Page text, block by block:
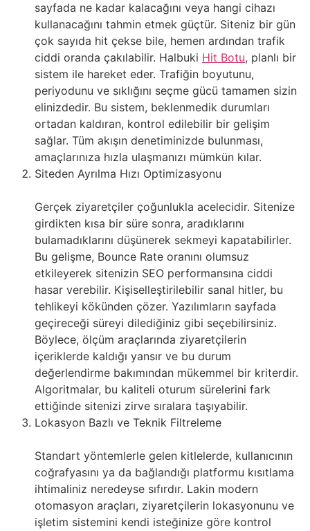
sayfada ne kadar kalacağını veya hangi cihazı
kullanacağını tahmin etmek güçtür. Siteniz bir gün
çok sayıda hit çekse bile, hemen ardından trafik
ciddi oranda çakılabilir. Halbuki Hit Botu, planlı bir
sistem ile hareket eder. Trafiğin boyutunu,
periyodunu ve sıklığını seçme gücü tamamen sizin
elinizdedir. Bu sistem, beklenmedik durumları
ortadan kaldıran, kontrol edilebilir bir gelişim
sağlar. Tüm akışın denetiminizde bulunması,
amaçlarınıza hızla ulaşmanızı mümkün kılar.
Siteden Ayrılma Hızı Optimizasyonu
Gerçek ziyaretçiler çoğunlukla acelecidir. Sitenize
girdikten kısa bir süre sonra, aradıklarını
bulamadıklarını düşünerek sekmeyi kapatabilirler.
Bu gelişme, Bounce Rate oranını olumsuz
etkileyerek sitenizin SEO performansına ciddi
hasar verebilir. Kişiselleştirilebilir sanal hitler, bu
tehlikeyi kökünden çözer. Yazılımların sayfada
geçireceği süreyi dilediğiniz gibi seçebilirsiniz.
Böylece, ölçüm araçlarında ziyaretçilerin
içeriklerde kaldığı yansır ve bu durum
değerlendirme bakımından mükemmel bir kriterdir.
Algoritmalar, bu kaliteli oturum sürelerini fark
ettiğinde sitenizi zirve sıralara taşıyabilir.
Lokasyon Bazlı ve Teknik Filtreleme
Standart yöntemlerle gelen kitlelerde, kullanıcının
coğrafyasını ya da bağlandığı platformu kısıtlama
ihtimaliniz neredeyse sıfırdır. Lakin modern
otomasyon araçları, ziyaretçilerin lokasyonunu ve
işletim sistemini kendi isteğinize göre kontrol